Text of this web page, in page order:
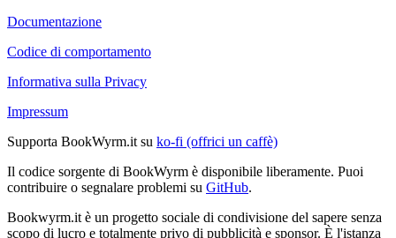
Documentazione
Codice di comportamento
Informativa sulla Privacy
Impressum
Supporta BookWyrm.it su ko-fi (offrici un caffè)
Il codice sorgente di BookWyrm è disponibile liberamente. Puoi
contribuire o segnalare problemi su GitHub.
Bookwyrm.it è un progetto sociale di condivisione del sapere senza
scopo di lucro e totalmente privo di pubblicità e sponsor. È l'istanza